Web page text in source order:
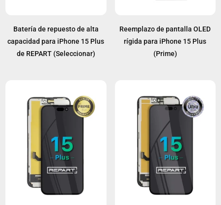
Batería de repuesto de alta
capacidad para iPhone 15 Plus
de REPART (Seleccionar)
Reemplazo de pantalla OLED
rígida para iPhone 15 Plus
(Prime)